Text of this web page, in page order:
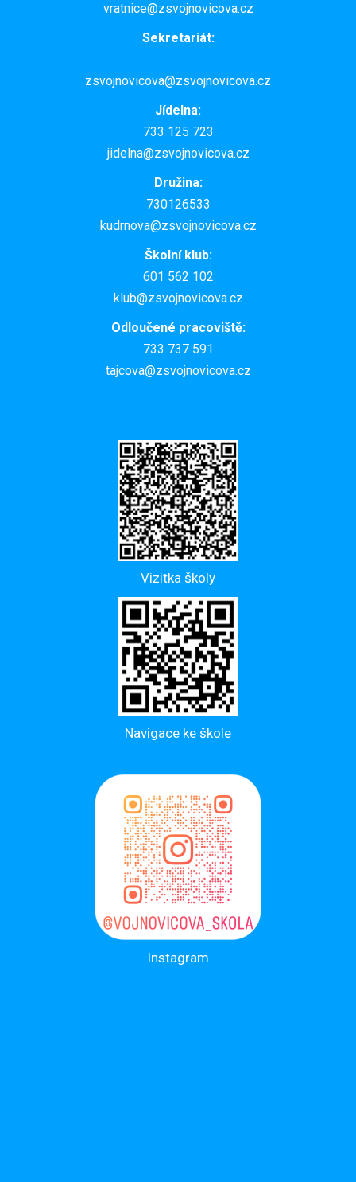
vratnice@zsvojnovicova.cz
Sekretariát:
zsvojnovicova@zsvojnovicova.cz
Jídelna:
733 125 723
jidelna@zsvojnovicova.cz
Družina:
730126533
kudrnova@zsvojnovicova.cz
Školní klub:
601 562 102
klub@zsvojnovicova.cz
Odloučené pracoviště:
733 737 591
tajcova@zsvojnovicova.cz
Vizitka školy
Navigace ke škole
Instagram